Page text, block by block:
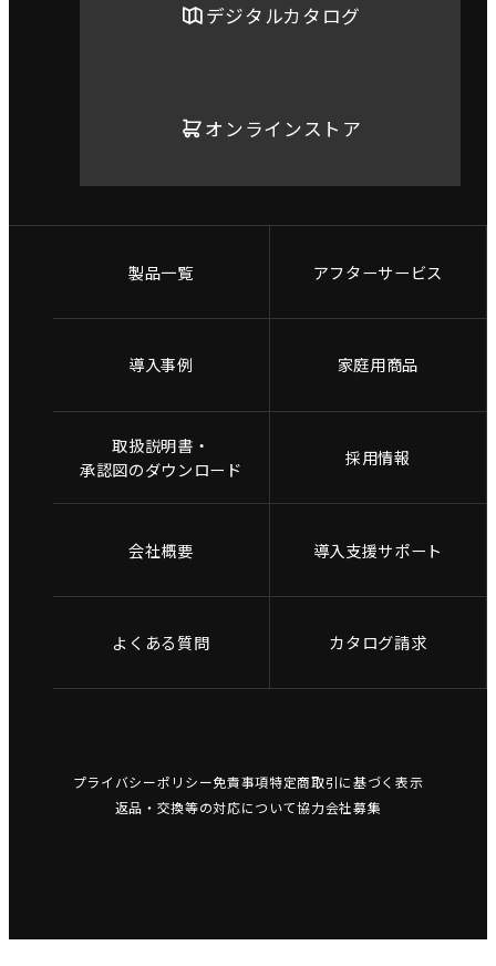
デジタルカタログ
オンラインストア
製品一覧 アフターサービス
導入事例 家庭用商品
取扱説明書・
承認図のダウンロード
採用情報
会社概要 導入支援サポート
よくある質問 カタログ請求
プライバシーポリシー免責事項特定商取引に基づく表示
返品・交換等の対応について協力会社募集